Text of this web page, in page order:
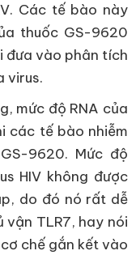
Các tế bào này
thuốc GS-9620
đưa vào phân tích
virus.
mức độ RNA của
các tế bào nhiễm
9620. Mức độ
HIV không được
do đó nó rất dễ
TLR7, hay nói
chế gắn kết vào